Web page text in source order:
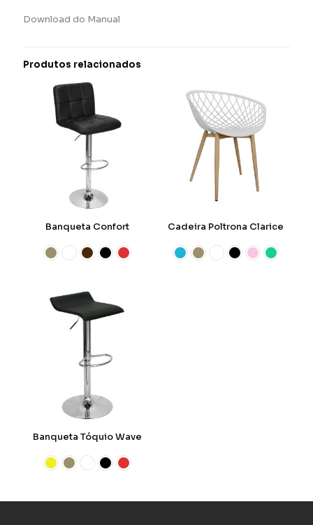
Download do Manual
Produtos relacionados
Banqueta Confort Cadeira Poltrona Clarice
Banqueta Tóquio Wave